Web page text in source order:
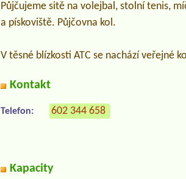
Půjčujeme sitě na volejbal, stolní tenis,
a pískoviště. Půjčovna kol.
V těsné blízkosti ATC se nachází veřejné
Kontakt
Telefon: 602 344 658
Kapacity